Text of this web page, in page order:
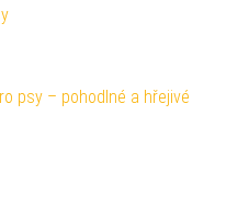
psy – pohodlné a hřejivé